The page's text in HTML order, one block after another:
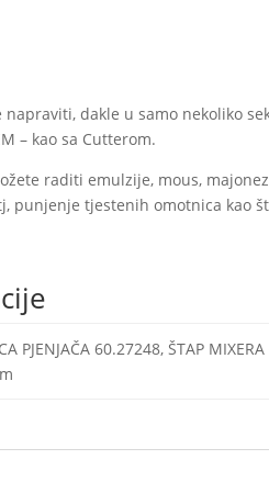
dakle u samo nekoliko
– kao sa Cutterom.
raditi emulzije, mous,
punjenje tjestenih omotnica kao
PJENJAČA 60.27248, ŠTAP